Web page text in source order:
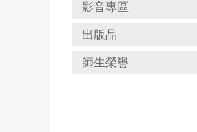
影音專區
出版品
師生榮譽